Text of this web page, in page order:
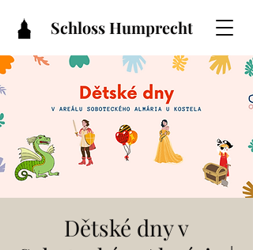
Schloss Humprecht
Dětské dny v